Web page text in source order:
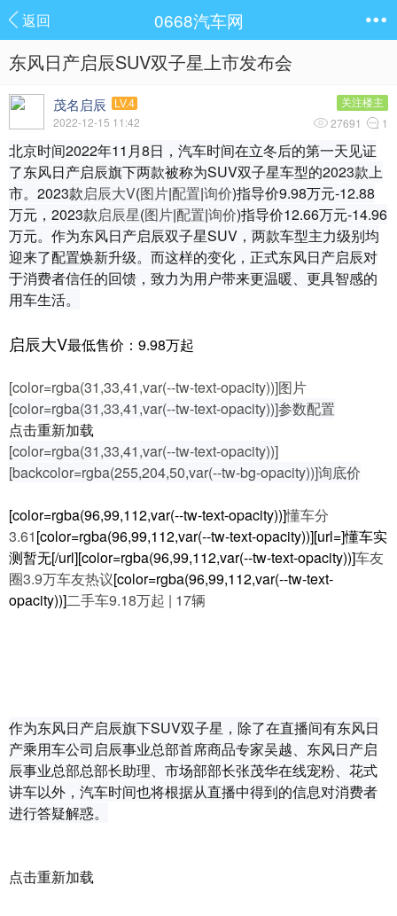
返回 0668汽车网
东风日产启辰SUV双子星上市发布会
茂名启辰 LV.4
2022-12-15 11:42
关注楼主
27691 1
北京时间2022年11月8日，汽车时间在立冬后的第一天见证
了东风日产启辰旗下两款被称为SUV双子星车型的2023款上
市。2023款启辰大V(图片|配置|询价)指导价9.98万元-12.88
万元，2023款启辰星(图片|配置|询价)指导价12.66万元-14.96
万元。作为东风日产启辰双子星SUV，两款车型主力级别均
迎来了配置焕新升级。而这样的变化，正式东风日产启辰对
于消费者信任的回馈，致力为用户带来更温暖、更具智感的
用车生活。
启辰大V最低售价：9.98万起
[color=rgba(31,33,41,var(--tw-text-opacity))]图片
[color=rgba(31,33,41,var(--tw-text-opacity))]参数配置
点击重新加载
[color=rgba(31,33,41,var(--tw-text-opacity))]
[backcolor=rgba(255,204,50,var(--tw-bg-opacity))]询底价
[color=rgba(96,99,112,var(--tw-text-opacity))]懂车分
3.61[color=rgba(96,99,112,var(--tw-text-opacity))][url=]懂车实
测暂无[/url][color=rgba(96,99,112,var(--tw-text-opacity))]车友
圈3.9万车友热议[color=rgba(96,99,112,var(--tw-text-
opacity))]二手车9.18万起 | 17辆
作为东风日产启辰旗下SUV双子星，除了在直播间有东风日
产乘用车公司启辰事业总部首席商品专家吴越、东风日产启
辰事业总部总部长助理、市场部部长张茂华在线宠粉、花式
讲车以外，汽车时间也将根据从直播中得到的信息对消费者
进行答疑解惑。
点击重新加载